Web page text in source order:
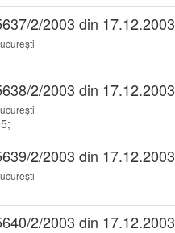
2/2003 din 17.12.2003
2/2003 din 17.12.2003
2/2003 din 17.12.2003
2/2003 din 17.12.2003